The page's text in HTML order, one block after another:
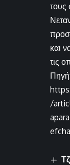
τους
και
τις
Πηγή:
/